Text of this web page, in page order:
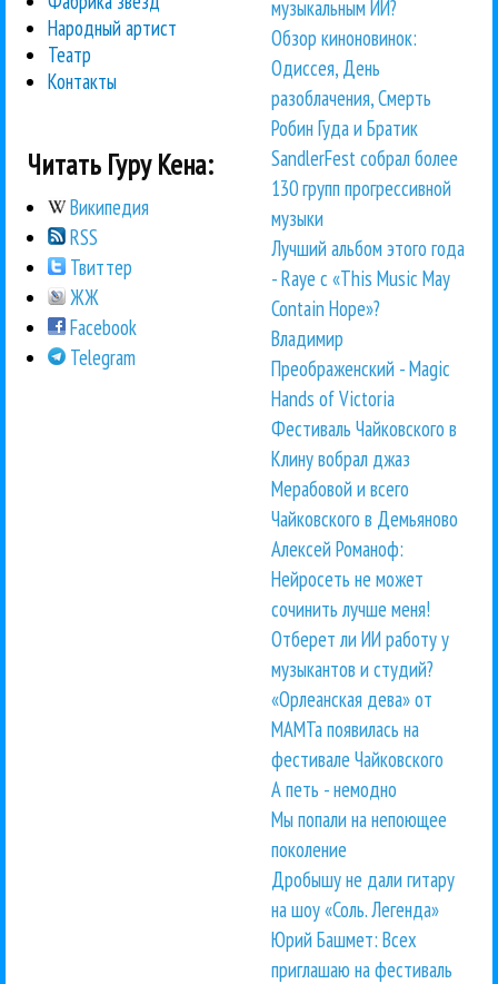
Народный артист
Театр
Контакты
Читать Гуру Кена:
Википедия
RSS
Твиттер
ЖЖ
Facebook
Telegram
музыкальным ИИ?
Обзор киноновинок:
Одиссея, День
разоблачения, Смерть
Робин Гуда и Братик
SandlerFest собрал более
130 групп прогрессивной
музыки
Лучший альбом этого года
- Raye с «This Music May
Contain Hope»?
Владимир
Преображенский - Magic
Hands of Victoria
Фестиваль Чайковского в
Клину вобрал джаз
Мерабовой и всего
Чайковского в Демьяново
Алексей Романоф:
Нейросеть не может
сочинить лучше меня!
Отберет ли ИИ работу у
музыкантов и студий?
«Орлеанская дева» от
МАМТа появилась на
фестивале Чайковского
А петь - немодно
Мы попали на непоющее
поколение
Дробышу не дали гитару
на шоу «Соль. Легенда»
Юрий Башмет: Всех
приглашаю на фестиваль